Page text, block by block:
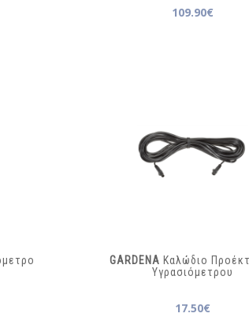
109.90€
GARDENA Καλώδιο
Υγρασιόμετρου
17.50€